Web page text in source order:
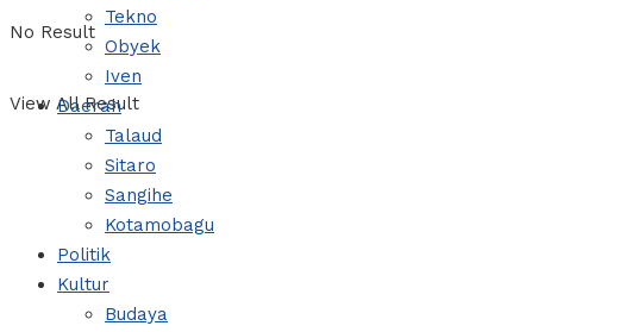
No Result
View All Result
Tekno
Obyek
Iven
Daerah
Talaud
Sitaro
Sangihe
Kotamobagu
Politik
Kultur
Budaya